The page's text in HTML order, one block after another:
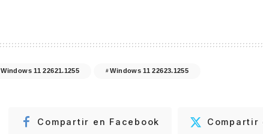
Windows 11 22621.1255 Windows 11 22623.1255
Compartir en Facebook Compartir